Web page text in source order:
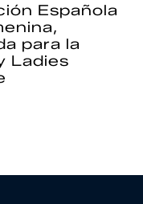
Española
para la
Ladies